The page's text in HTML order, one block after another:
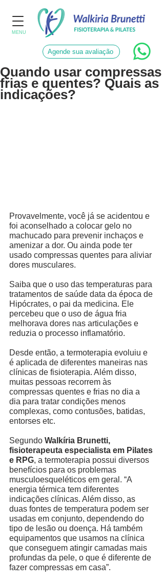
MENU
Agende sua avaliação
Quando usar compressas
frias e quentes? Quais as
indicações?
Provavelmente, você já se acidentou e
foi aconselhado a colocar gelo no
machucado para prevenir inchaços e
amenizar a dor. Ou ainda pode ter
usado compressas quentes para aliviar
dores musculares.
Saiba que o uso das temperaturas para
tratamentos de saúde data da época de
Hipócrates, o pai da medicina. Ele
percebeu que o uso de água fria
melhorava dores nas articulações e
reduzia o processo inflamatório.
Desde então, a termoterapia evoluiu e
é aplicada de diferentes maneiras nas
clínicas de fisioterapia. Além disso,
muitas pessoas recorrem às
compressas quentes e frias no dia a
dia para tratar condições menos
complexas, como contusões, batidas,
entorses etc.
Segundo Walkíria Brunetti,
fisioterapeuta especialista em Pilates
e RPG, a termoterapia possui diversos
benefícios para os problemas
musculoesqueléticos em geral. “A
energia térmica tem diferentes
indicações clínicas. Além disso, as
duas fontes de temperatura podem ser
usadas em conjunto, dependendo do
tipo de lesão ou doença. Há também
equipamentos que usamos na clínica
que conseguem atingir camadas mais
profundas da pele, o que é diferente de
fazer compressas em casa”.